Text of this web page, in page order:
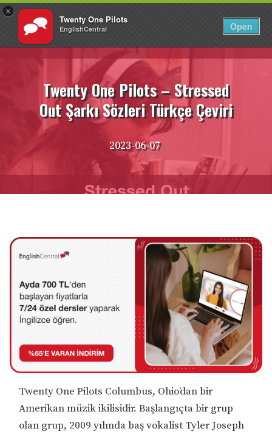
×
Twenty One Pilots
EnglishCentral Open
Giriş Yap TR
İçeriğe
Twenty One Pilots – Stressed
Out Şarkı Sözleri Türkçe Çeviri
2023-06-07
Twenty One Pilots Columbus, Ohio’dan bir
Amerikan müzik ikilisidir. Başlangıçta bir grup
olan grup, 2009 yılında baş vokalist Tyler Joseph